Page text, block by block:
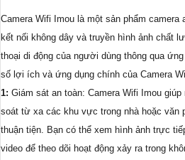
Camera Wifi Imou là một sản phẩm camera
kết nối không dây và truyền hình ảnh chất
thoại di động của người dùng thông qua
số lợi ích và ứng dụng chính của Camera
1: Giám sát an toàn: Camera Wifi Imou
soát từ xa các khu vực trong nhà hoặc văn
thuận tiện. Bạn có thể xem hình ảnh trực
video để theo dõi hoạt động xảy ra trong